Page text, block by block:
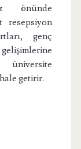
önünde
genç
getirir.